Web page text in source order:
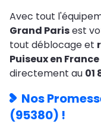
Avec tout
Grand Parisest
tout déblocage et
Puiseux en France
directement au 01
Nos
(95380) !